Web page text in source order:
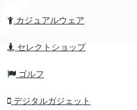
カジュアルウェア
セレクトショップ
ゴルフ
デジタルガジェット